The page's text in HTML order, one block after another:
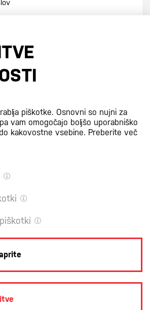
se strinjate z
piškotke. Osnovni so nujni za
vam omogočajo boljšo uporabniško
kakovostne vsebine. Preberite več